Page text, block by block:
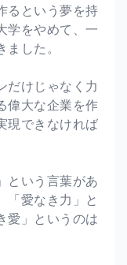
るという夢を持
学をやめて、一
した。
だけじゃなく力
偉大な企業を作
現できなければ
という言葉があ
「愛なき力」と
愛」というのは